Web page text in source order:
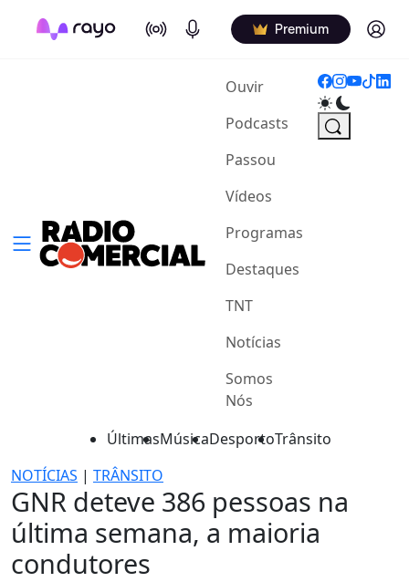
On Air Podcasts Premium Log in
Ouvir(current)
Podcasts
Passou
Vídeos
Programas
Destaques
TNT
Notícias
Somos
Nós
ÚltimasMúsicaDesportoTrânsito
NOTÍCIAS | TRÂNSITO
GNR deteve 386 pessoas na
última semana, a maioria
condutores